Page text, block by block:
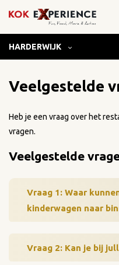
HARDERWIJK
Home / Harderwijk
Veelgestelde
Heb je een vraag over het
vragen.
Veelgestelde
Vraag 1: Waar
kinderwagen naar
Vraag 2: Kan je bij